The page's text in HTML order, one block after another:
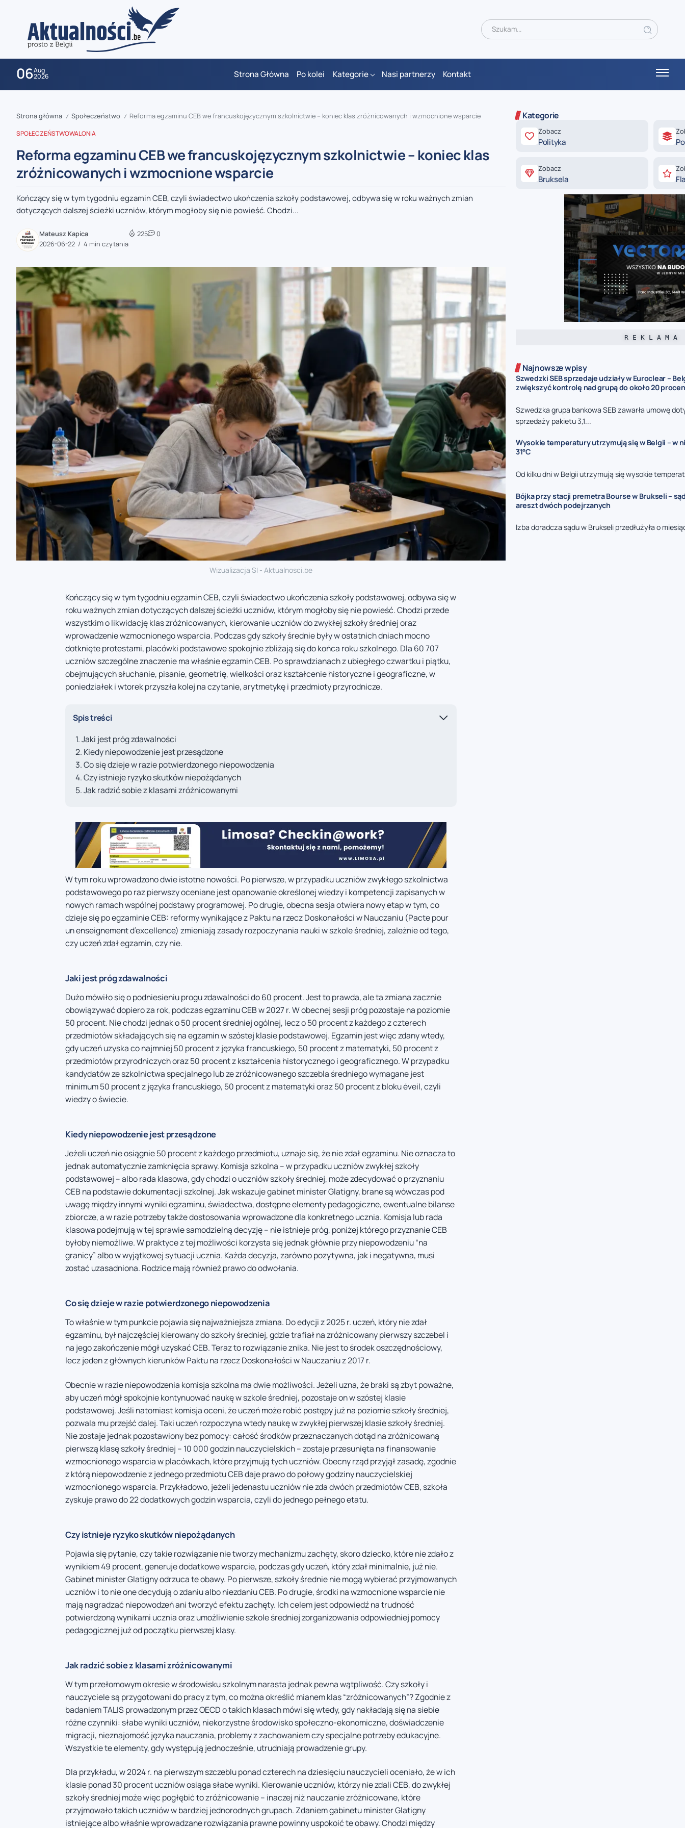
06Aug
2026 Strona Główna Po kolei Kategorie Nasi partnerzy Kontakt
zaobserwuj nas
zaobserwuj nas
zaobserwuj nas
zaobserwuj nas
zaobserwuj nas
Strona główna / Społeczeństwo / Reforma egzaminu CEB we francuskojęzycznym szkolnictwie – koniec klas zróżnicowanych i wzmocnione wsparcie
SPOŁECZEŃSTWOWALONIA
Reforma egzaminu CEB we francuskojęzycznym szkolnictwie – koniec klas
zróżnicowanych i wzmocnione wsparcie
Kończący się w tym tygodniu egzamin CEB, czyli świadectwo ukończenia szkoły podstawowej, odbywa się w roku ważnych zmian
dotyczących dalszej ścieżki uczniów, którym mogłoby się nie powieść. Chodzi...
Mateusz Kapica
2026-06-22
4 min czytania
225 0
Wizualizacja SI - Aktualnosci.be
Kończący się w tym tygodniu egzamin CEB, czyli świadectwo ukończenia szkoły podstawowej, odbywa się w
roku ważnych zmian dotyczących dalszej ścieżki uczniów, którym mogłoby się nie powieść. Chodzi przede
wszystkim o likwidację klas zróżnicowanych, kierowanie uczniów do zwykłej szkoły średniej oraz
wprowadzenie wzmocnionego wsparcia. Podczas gdy szkoły średnie były w ostatnich dniach mocno
dotknięte protestami, placówki podstawowe spokojnie zbliżają się do końca roku szkolnego. Dla 60 707
uczniów szczególne znaczenie ma właśnie egzamin CEB. Po sprawdzianach z ubiegłego czwartku i piątku,
obejmujących słuchanie, pisanie, geometrię, wielkości oraz kształcenie historyczne i geograficzne, w
poniedziałek i wtorek przyszła kolej na czytanie, arytmetykę i przedmioty przyrodnicze.
Spis treści
Jaki jest próg zdawalności
Kiedy niepowodzenie jest przesądzone
Co się dzieje w razie potwierdzonego niepowodzenia
Czy istnieje ryzyko skutków niepożądanych
Jak radzić sobie z klasami zróżnicowanymi
W tym roku wprowadzono dwie istotne nowości. Po pierwsze, w przypadku uczniów zwykłego szkolnictwa
podstawowego po raz pierwszy oceniane jest opanowanie określonej wiedzy i kompetencji zapisanych w
nowych ramach wspólnej podstawy programowej. Po drugie, obecna sesja otwiera nowy etap w tym, co
dzieje się po egzaminie CEB: reformy wynikające z Paktu na rzecz Doskonałości w Nauczaniu (Pacte pour
un enseignement d’excellence) zmieniają zasady rozpoczynania nauki w szkole średniej, zależnie od tego,
czy uczeń zdał egzamin, czy nie.
Jaki jest próg zdawalności
Dużo mówiło się o podniesieniu progu zdawalności do 60 procent. Jest to prawda, ale ta zmiana zacznie
obowiązywać dopiero za rok, podczas egzaminu CEB w 2027 r. W obecnej sesji próg pozostaje na poziomie
50 procent. Nie chodzi jednak o 50 procent średniej ogólnej, lecz o 50 procent z każdego z czterech
przedmiotów składających się na egzamin w szóstej klasie podstawowej. Egzamin jest więc zdany wtedy,
gdy uczeń uzyska co najmniej 50 procent z języka francuskiego, 50 procent z matematyki, 50 procent z
przedmiotów przyrodniczych oraz 50 procent z kształcenia historycznego i geograficznego. W przypadku
kandydatów ze szkolnictwa specjalnego lub ze zróżnicowanego szczebla średniego wymagane jest
minimum 50 procent z języka francuskiego, 50 procent z matematyki oraz 50 procent z bloku éveil, czyli
wiedzy o świecie.
Kiedy niepowodzenie jest przesądzone
Jeżeli uczeń nie osiągnie 50 procent z każdego przedmiotu, uznaje się, że nie zdał egzaminu. Nie oznacza to
jednak automatycznie zamknięcia sprawy. Komisja szkolna – w przypadku uczniów zwykłej szkoły
podstawowej – albo rada klasowa, gdy chodzi o uczniów szkoły średniej, może zdecydować o przyznaniu
CEB na podstawie dokumentacji szkolnej. Jak wskazuje gabinet minister Glatigny, brane są wówczas pod
uwagę między innymi wyniki egzaminu, świadectwa, dostępne elementy pedagogiczne, ewentualne bilanse
zbiorcze, a w razie potrzeby także dostosowania wprowadzone dla konkretnego ucznia. Komisja lub rada
klasowa podejmują w tej sprawie samodzielną decyzję – nie istnieje próg, poniżej którego przyznanie CEB
byłoby niemożliwe. W praktyce z tej możliwości korzysta się jednak głównie przy niepowodzeniu “na
granicy” albo w wyjątkowej sytuacji ucznia. Każda decyzja, zarówno pozytywna, jak i negatywna, musi
zostać uzasadniona. Rodzice mają również prawo do odwołania.
Co się dzieje w razie potwierdzonego niepowodzenia
To właśnie w tym punkcie pojawia się najważniejsza zmiana. Do edycji z 2025 r. uczeń, który nie zdał
egzaminu, był najczęściej kierowany do szkoły średniej, gdzie trafiał na zróżnicowany pierwszy szczebel i
na jego zakończenie mógł uzyskać CEB. Teraz to rozwiązanie znika. Nie jest to środek oszczędnościowy,
lecz jeden z głównych kierunków Paktu na rzecz Doskonałości w Nauczaniu z 2017 r.
Obecnie w razie niepowodzenia komisja szkolna ma dwie możliwości. Jeżeli uzna, że braki są zbyt poważne,
aby uczeń mógł spokojnie kontynuować naukę w szkole średniej, pozostaje on w szóstej klasie
podstawowej. Jeśli natomiast komisja oceni, że uczeń może robić postępy już na poziomie szkoły średniej,
pozwala mu przejść dalej. Taki uczeń rozpoczyna wtedy naukę w zwykłej pierwszej klasie szkoły średniej.
Nie zostaje jednak pozostawiony bez pomocy: całość środków przeznaczanych dotąd na zróżnicowaną
pierwszą klasę szkoły średniej – 10 000 godzin nauczycielskich – zostaje przesunięta na finansowanie
wzmocnionego wsparcia w placówkach, które przyjmują tych uczniów. Obecny rząd przyjął zasadę, zgodnie
z którą niepowodzenie z jednego przedmiotu CEB daje prawo do połowy godziny nauczycielskiej
wzmocnionego wsparcia. Przykładowo, jeżeli jedenastu uczniów nie zda dwóch przedmiotów CEB, szkoła
zyskuje prawo do 22 dodatkowych godzin wsparcia, czyli do jednego pełnego etatu.
Czy istnieje ryzyko skutków niepożądanych
Pojawia się pytanie, czy takie rozwiązanie nie tworzy mechanizmu zachęty, skoro dziecko, które nie zdało z
wynikiem 49 procent, generuje dodatkowe wsparcie, podczas gdy uczeń, który zdał minimalnie, już nie.
Gabinet minister Glatigny odrzuca te obawy. Po pierwsze, szkoły średnie nie mogą wybierać przyjmowanych
uczniów i to nie one decydują o zdaniu albo niezdaniu CEB. Po drugie, środki na wzmocnione wsparcie nie
mają nagradzać niepowodzeń ani tworzyć efektu zachęty. Ich celem jest odpowiedź na trudność
potwierdzoną wynikami ucznia oraz umożliwienie szkole średniej zorganizowania odpowiedniej pomocy
pedagogicznej już od początku pierwszej klasy.
Jak radzić sobie z klasami zróżnicowanymi
W tym przełomowym okresie w środowisku szkolnym narasta jednak pewna wątpliwość. Czy szkoły i
nauczyciele są przygotowani do pracy z tym, co można określić mianem klas “zróżnicowanych”? Zgodnie z
badaniem TALIS prowadzonym przez OECD o takich klasach mówi się wtedy, gdy nakładają się na siebie
różne czynniki: słabe wyniki uczniów, niekorzystne środowisko społeczno-ekonomiczne, doświadczenie
migracji, nieznajomość języka nauczania, problemy z zachowaniem czy specjalne potrzeby edukacyjne.
Wszystkie te elementy, gdy występują jednocześnie, utrudniają prowadzenie grupy.
Dla przykładu, w 2024 r. na pierwszym szczeblu ponad czterech na dziesięciu nauczycieli oceniało, że w ich
klasie ponad 30 procent uczniów osiąga słabe wyniki. Kierowanie uczniów, którzy nie zdali CEB, do zwykłej
szkoły średniej może więc pogłębić to zróżnicowanie – inaczej niż nauczanie zróżnicowane, które
przyjmowało takich uczniów w bardziej jednorodnych grupach. Zdaniem gabinetu minister Glatigny
istniejące albo właśnie wprowadzane rozwiązania prawne powinny uspokoić te obawy. Chodzi między
Kategorie
Zobacz
Polityka
Zobacz
Bruksela
R E K L A M A
Najnowsze wpisy
Szwedzki SEB sprzedaje udziały w Euroclear –
zwiększyć kontrolę nad grupą do około 20
Szwedzka grupa bankowa SEB zawarła umowę
sprzedaży pakietu 3,1...
Wysokie temperatury utrzymują się w Belgii – w
31°C
Od kilku dni w Belgii utrzymują się wysokie
Bójka przy stacji premetra Bourse w Brukseli –
areszt dwóch podejrzanych
Izba doradcza sądu w Brukseli przedłużyła o